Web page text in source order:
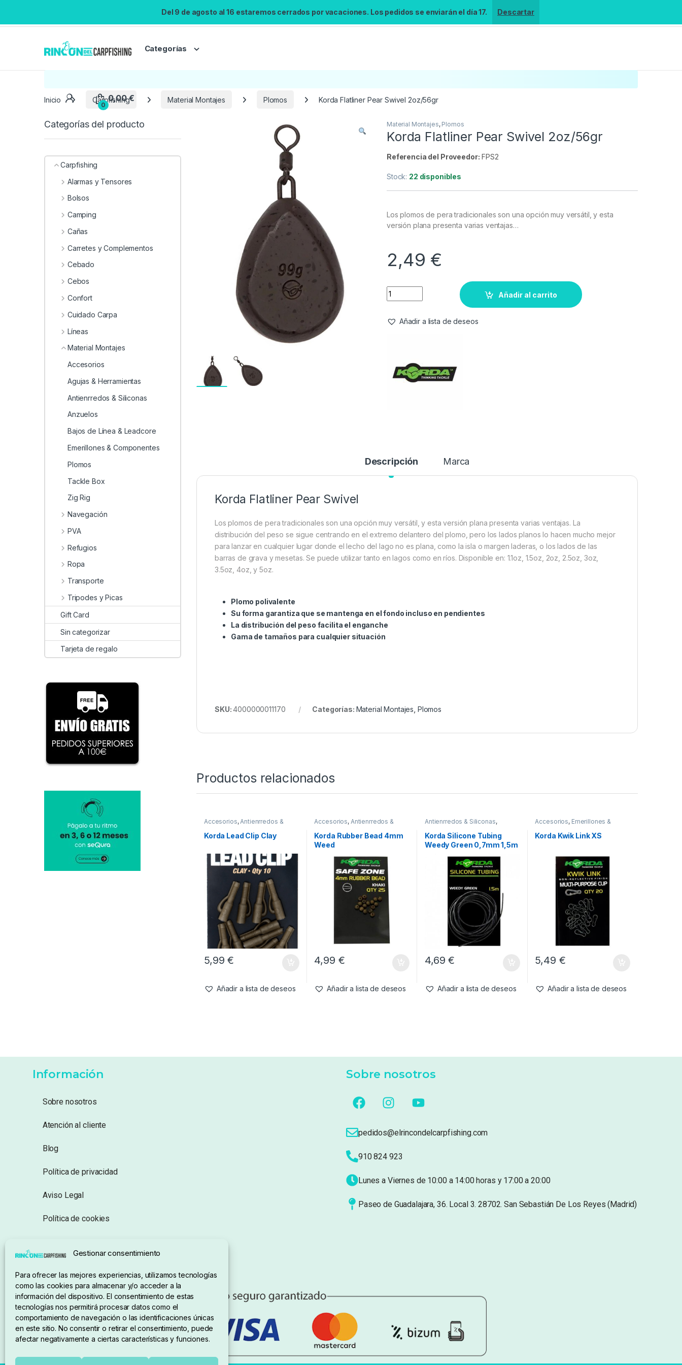
Gestionar consentimiento
Para ofrecer las mejores experiencias, utilizamos tecnologías
como las cookies para almacenar y/o acceder a la
información del dispositivo. El consentimiento de estas
tecnologías nos permitirá procesar datos como el
comportamiento de navegación o las identificaciones únicas
en este sitio. No consentir o retirar el consentimiento, puede
afectar negativamente a ciertas características y funciones.
Del 9 de agosto al 16 estaremos cerrados por vacaciones. Los pedidos se enviarán el día 17. Descartar
Categorías
0
0,00€
Inicio Carpfishing Material Montajes Plomos Korda Flatliner Pear Swivel 2oz/56gr
Material Montajes, Plomos
Korda Flatliner Pear Swivel 2oz/56gr
Referencia del Proveedor: FPS2
Stock: 22 disponibles
Los plomos de pera tradicionales son una opción muy versátil, y esta
versión plana presenta varias ventajas…
2,49 €
Añadir al carrito
Añadir a lista de deseos
Descripción Marca
Korda Flatliner Pear Swivel
Los plomos de pera tradicionales son una opción muy versátil, y esta versión plana presenta varias ventajas. La
distribución del peso se sigue centrando en el extremo delantero del plomo, pero los lados planos lo hacen mucho mejor
para lanzar en cualquier lugar donde el lecho del lago no es plana, como la isla o margen laderas, o los lados de las
barras de grava y mesetas. Se puede utilizar tanto en lagos como en ríos. Disponible en: 1.1oz, 1.5oz, 2oz, 2.5oz, 3oz,
3.5oz, 4oz, y 5oz.
Plomo polivalente
Su forma garantiza que se mantenga en el fondo incluso en pendientes
La distribución del peso facilita el enganche
Gama de tamaños para cualquier situación
SKU:4000000011170 Categorías: Material Montajes Plomos
Productos relacionados
Accesorios,Antienrredos &
Korda Lead Clip Clay
5,99€
Añadir a lista de deseos
Accesorios, Antienrredos &
Korda Rubber Bead 4mm
Weed
4,99 €
Añadir a lista de deseos
Antienrredos & Siliconas,
Korda Silicone Tubing
Weedy Green 0,7mm 1,5m
4,69€
Añadir a lista de deseos
Accesorios, Emerillones &
Montajes
Korda Kwik Link XS
5,49 €
Añadir a lista de deseos
Categorías del producto
Carpfishing
Alarmas y Tensores
Bolsos
Camping
Cañas
Carretes y Complementos
Cebado
Cebos
Confort
Cuidado Carpa
Líneas
Material Montajes
Accesorios
Agujas & Herramientas
Antienrredos & Siliconas
Anzuelos
Bajos de Línea & Leadcore
Emerillones & Componentes
Plomos
Tackle Box
Zig Rig
Navegación
PVA
Refugios
Ropa
Transporte
Tripodes y Picas
Gift Card
Sin categorizar
Tarjeta de regalo
Información
Sobre nosotros
Atención al cliente
Blog
Política de privacidad
Aviso Legal
Política de cookies
Condiciones de compra
Sobre nosotros
pedidos@elrincondelcarpfishing.com
910 824 923
Lunes a Viernes de 10:00 a 14:00 horas y 17:00 a 20:00
Paseo de Guadalajara, 36. Local 3. 28702. San Sebastián De Los Reyes (Madrid)